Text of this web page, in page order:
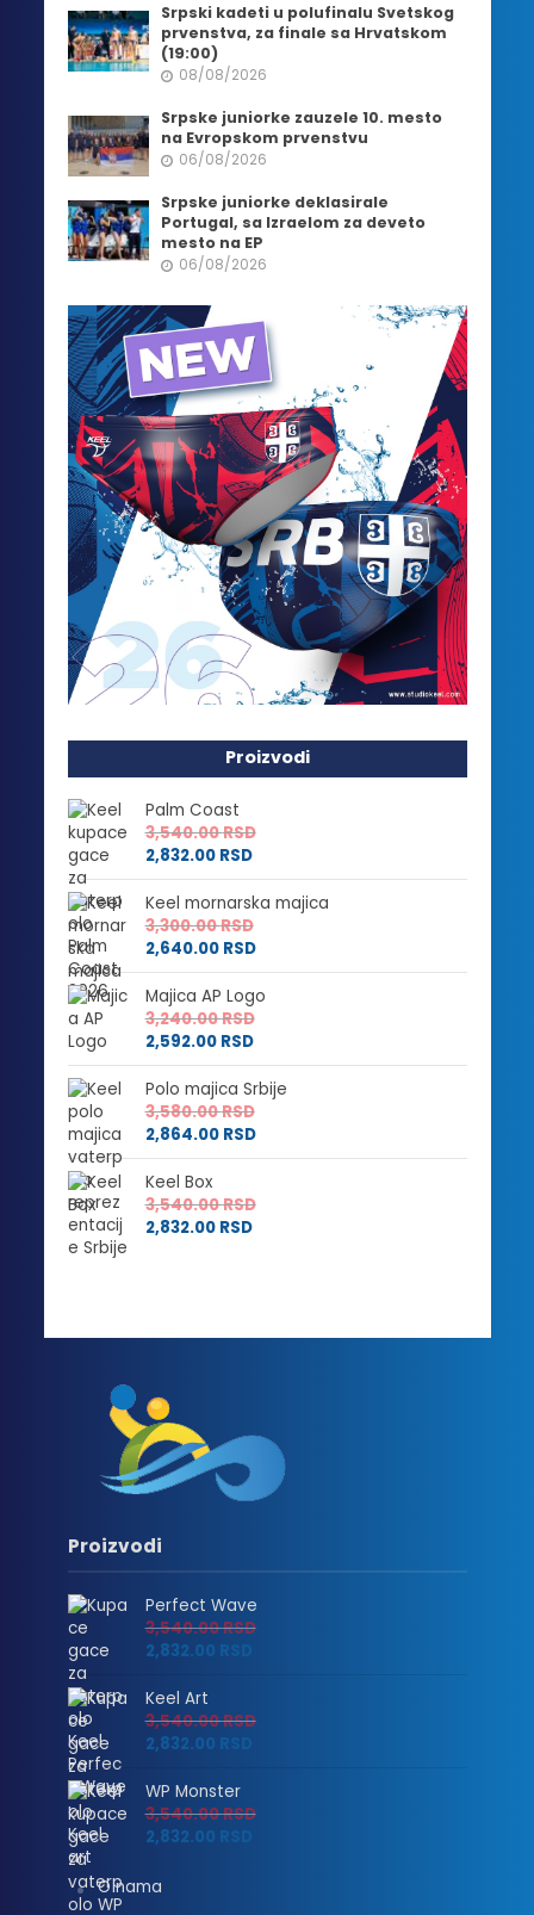
Srpski kadeti u polufinalu Svetskog
prvenstva, za finale sa Hrvatskom
(19:00)
08/08/2026
Srpske juniorke zauzele 10. mesto
na Evropskom prvenstvu
06/08/2026
Srpske juniorke deklasirale
Portugal, sa Izraelom za deveto
mesto na EP
06/08/2026
Proizvodi
Palm Coast
3,540.00RSD
2,832.00 RSD
Keel mornarska majica
3,300.00RSD
2,640.00 RSD
Majica AP Logo
3,240.00RSD
2,592.00 RSD
Polo majica Srbije
3,580.00RSD
2,864.00 RSD
Keel Box
3,540.00RSD
2,832.00 RSD
Proizvodi
Perfect Wave
3,540.00RSD
2,832.00 RSD
Keel Art
3,540.00RSD
2,832.00 RSD
WP Monster
3,540.00RSD
2,832.00 RSD
O nama